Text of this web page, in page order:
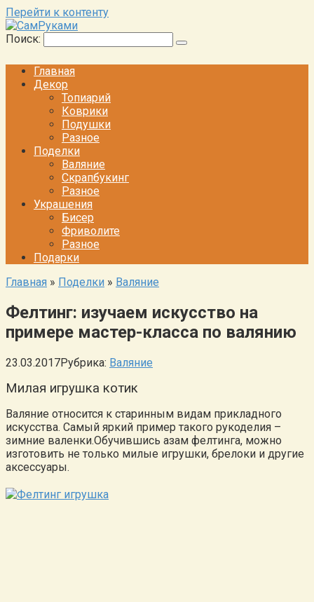
Перейти к контенту
Поиск:
Главная
Декор
Топиарий
Коврики
Подушки
Разное
Поделки
Валяние
Скрапбукинг
Разное
Украшения
Бисер
Фриволите
Разное
Подарки
Главная » Поделки » Валяние
Фелтинг: изучаем искусство на
примере мастер-класса по валянию
23.03.2017Рубрика: Валяние
Милая игрушка котик
Валяние относится к старинным видам прикладного
искусства. Самый яркий пример такого рукоделия –
зимние валенки.Обучившись азам фелтинга, можно
изготовить не только милые игрушки, брелоки и другие
аксессуары.